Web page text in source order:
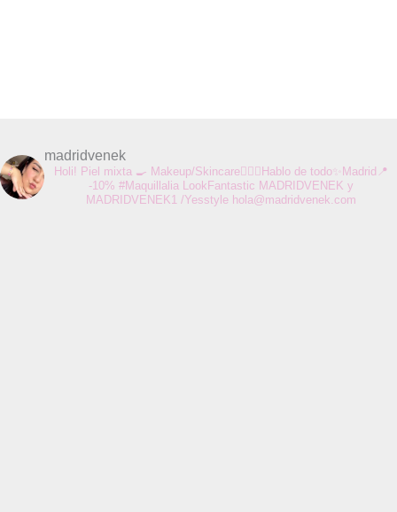
madridvenek
Holi! Piel mixta 🍳 Makeup/Skincare💆🏻‍♀️Hablo de todo✨Madrid📍
-10% #Maquillalia LookFantastic MADRIDVENEK y
MADRIDVENEK1 /Yesstylehola@madridvenek.com